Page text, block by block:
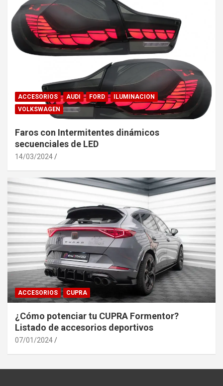
ACCESORIOS AUDI FORD
ILUMINACION
VOLKSWAGEN
Faros con Intermitentes dinámicos
secuenciales de LED
14/03/2024
ACCESORIOS CUPRA
¿Cómo potenciar tu CUPRA Formentor?
Listado de accesorios deportivos
07/01/2024